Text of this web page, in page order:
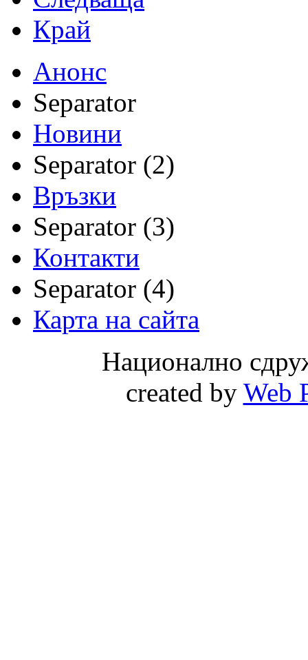
Край
Анонс
Separator
Новини
Separator (2)
Връзки
Separator (3)
Контакти
Separator (4)
Карта на сайта
Национално
created by Web